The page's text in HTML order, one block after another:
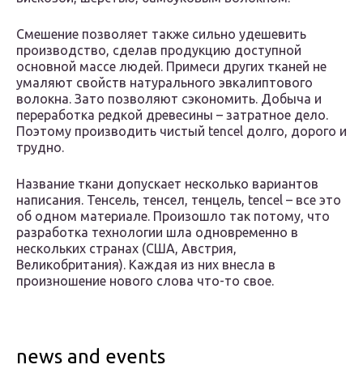
Смешение позволяет также сильно удешевить
производство, сделав продукцию доступной
основной массе людей. Примеси других тканей не
умаляют свойств натурального эвкалиптового
волокна. Зато позволяют сэкономить. Добыча и
переработка редкой древесины – затратное дело.
Поэтому производить чистый tencel долго, дорого и
трудно.
Название ткани допускает несколько вариантов
написания. Тенсель, тенсел, тенцель, tencel – все это
об одном материале. Произошло так потому, что
разработка технологии шла одновременно в
нескольких странах (США, Австрия,
Великобритания). Каждая из них внесла в
произношение нового слова что-то свое.
news and events